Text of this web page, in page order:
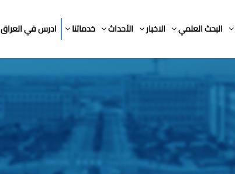
البحث العلمي الاخبار الأحداث خدماتنا ادرس في العراق